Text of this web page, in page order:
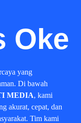
Oke
yang
Di bawah
MEDIA, kami
akurat, cepat, dan
Tim kami